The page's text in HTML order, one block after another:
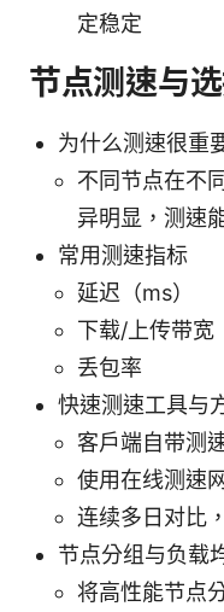
定稳定
节点测速与
为什么测速很重
不同节点在不
异明显，测速
常用测速指标
延迟（ms）
下载/上传带宽
丢包率
快速测速工具与
客户端自带测
使用在线测速
连续多日对比
节点分组与负载
将高性能节点